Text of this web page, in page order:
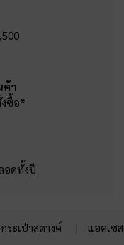
ค้า
ซื้อ*
อดทั้งปี
กระเป๋าสตางค์ แอคเซ